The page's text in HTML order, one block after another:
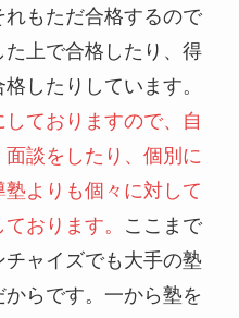
もただ合格するので
上で合格したり、得
したりしています。
ておりますので、自
談をしたり、個別に
よりも個々に対して
おります。
ここまで
ャイズでも大手の塾
らです。一から塾を